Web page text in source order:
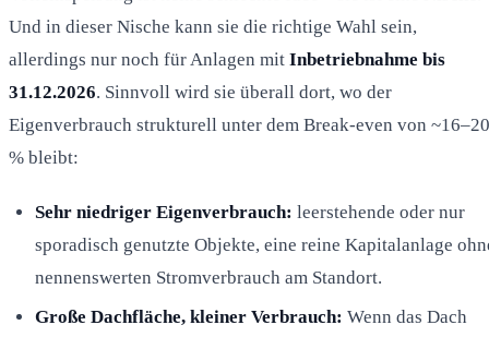
Und in dieser Nische kann sie die richtige Wahl sein,
allerdings nur noch für Anlagen mit Inbetriebnahme bis
31.12.2026. Sinnvoll wird sie überall dort, wo der
Eigenverbrauch strukturell unter dem Break-even von ~16–20
% bleibt:
Sehr niedriger Eigenverbrauch: leerstehende oder nur
sporadisch genutzte Objekte, eine reine Kapitalanlage
nennenswerten Stromverbrauch am Standort.
Große Dachfläche, kleiner Verbrauch: Wenn das Dach